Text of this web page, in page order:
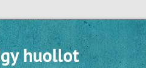
huollot